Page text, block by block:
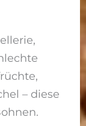
– diese